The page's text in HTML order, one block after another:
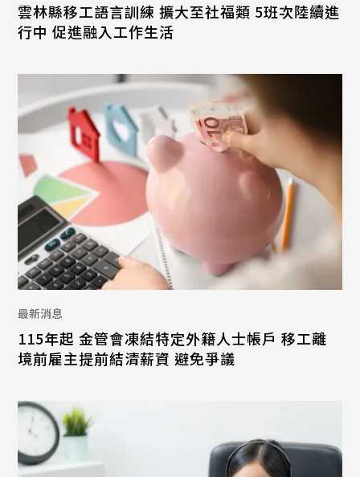
雲林縣移工語言訓練 擴大至社福類 5班次陸續進
行中 促進融入工作生活
最新消息
115年起 金管會凍結特定外籍人士帳戶 移工離
境前雇主提前結清薪資 避免爭議